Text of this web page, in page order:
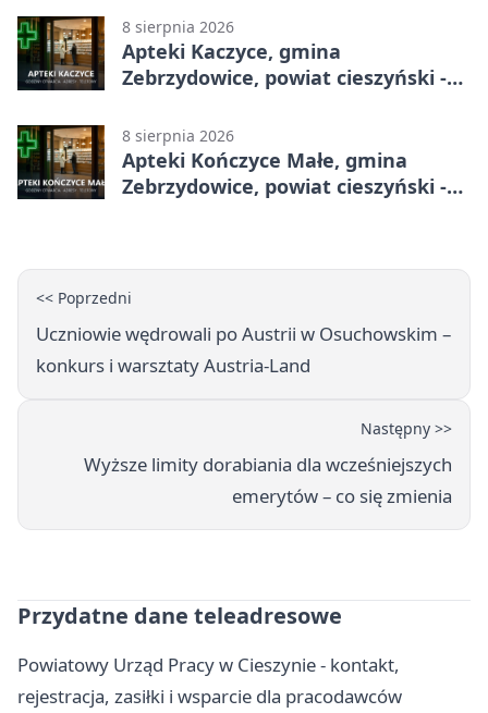
8 sierpnia 2026
Apteki Kaczyce, gmina
Zebrzydowice, powiat cieszyński -
8 sierpnia 2026
Apteki Kończyce Małe, gmina
Zebrzydowice, powiat cieszyński -
<< Poprzedni
Uczniowie wędrowali po Austrii w Osuchowskim –
konkurs i warsztaty Austria-Land
Następny >>
Wyższe limity dorabiania dla wcześniejszych
emerytów – co się zmienia
Przydatne dane teleadresowe
Powiatowy Urząd Pracy w Cieszynie - kontakt,
rejestracja, zasiłki i wsparcie dla pracodawców